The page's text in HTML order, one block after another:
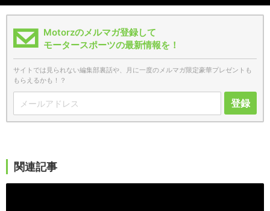
Motorzのメルマガ登録して
モータースポーツの最新情報を！
サイトでは見られない編集部裏話や、月に一度のメルマガ限定豪華プレゼントも
もらえるかも！？
登録
関連記事